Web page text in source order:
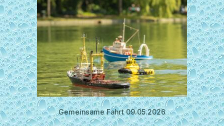
Gemeinsame Fahrt 09.05.2026